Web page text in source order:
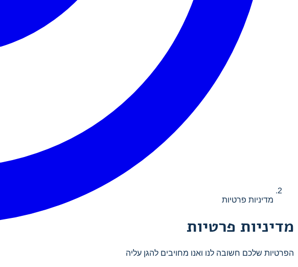
מדיניות פרטיות
מדיניות פרטיות
הפרטיות שלכם חשובה לנו ואנו מחויבים להגן עליה